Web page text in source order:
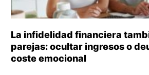
La infidelidad financiera
parejas: ocultar ingresos o
coste emocional